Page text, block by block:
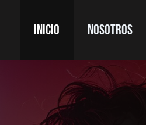
INICIO NOSOTROS